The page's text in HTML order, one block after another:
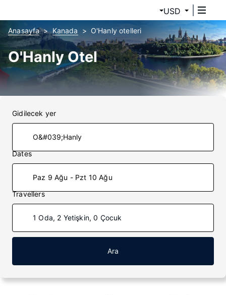
USD
Anasayfa Kanada O'Hanly otelleri
O'Hanly Otel
Gidilecek yer
Dates
Paz 9 Ağu - Pzt 10 Ağu
Travellers
1 Oda, 2 Yetişkin, 0 Çocuk
Ara